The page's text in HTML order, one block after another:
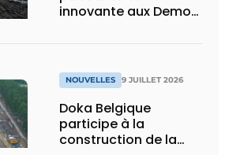
innovante aux Demo
NOUVELLES 9 JUILLET 2026
Doka Belgique
participe à la
construction de la